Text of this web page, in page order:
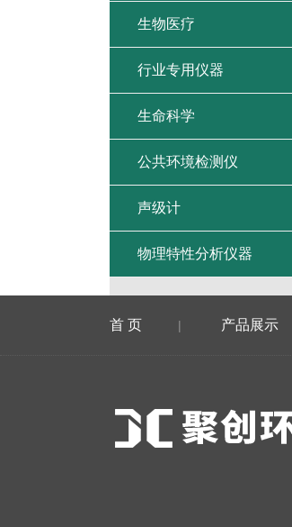
生物医疗
行业专用仪器
生命科学
公共环境检测仪
声级计
物理特性分析仪器
首 页 | 产品展示